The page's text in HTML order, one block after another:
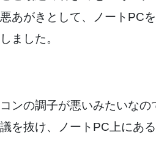
あがきとして、ノートPC
ました。
ンの調子が悪いみたいなの
を抜け、ノートPC上にあ